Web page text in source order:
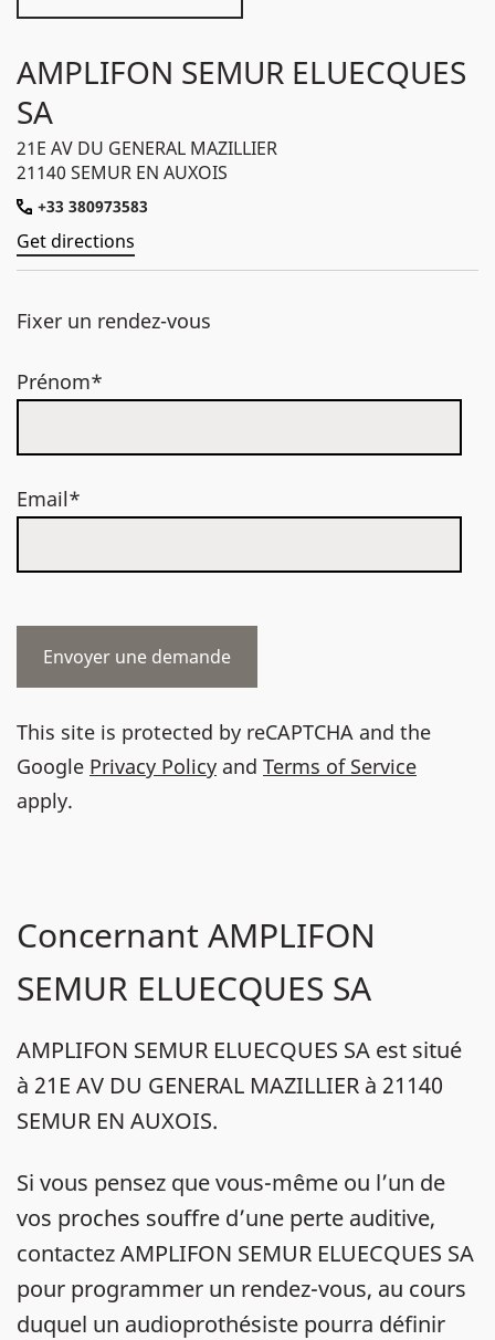
AMPLIFON SEMUR ELUECQUES
SA
21E AV DU GENERAL MAZILLIER
21140 SEMUR EN AUXOIS
+33 380973583
Get directions
Fixer un rendez-vous
Prénom*
Email*
This site is protected by reCAPTCHA and the
Google Privacy Policy and Terms of Service
apply.
Concernant AMPLIFON
SEMUR ELUECQUES SA
AMPLIFON SEMUR ELUECQUES SA est situé
à 21E AV DU GENERAL MAZILLIER à 21140
SEMUR EN AUXOIS.
Si vous pensez que vous-même ou l’un de
vos proches souffre d’une perte auditive,
contactez AMPLIFON SEMUR ELUECQUES SA
pour programmer un rendez-vous, au cours
duquel un audioprothésiste pourra définir